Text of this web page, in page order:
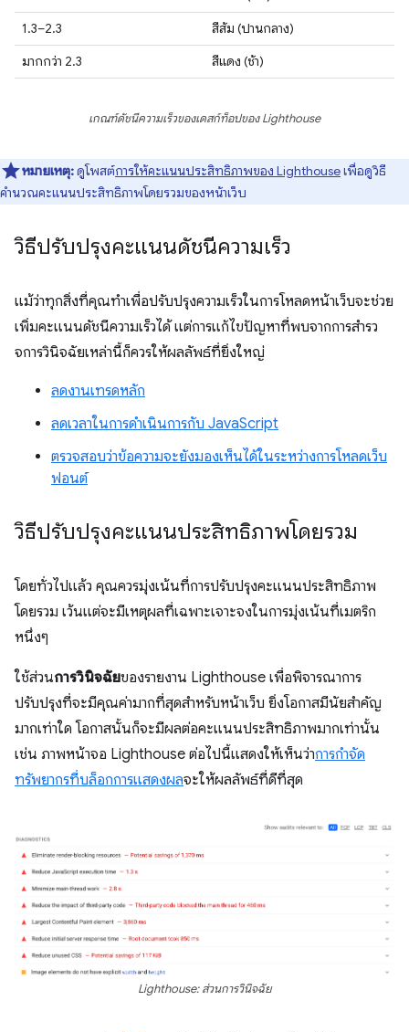
1.3–2.3
สีส้ม (ปานกลาง)
มากกว่า 2.3
สีแดง (ช้า)
เกณฑ์ดัชนีความเร็วของเดสก์ท็อปของ Lighthouse
หมายเหตุ:ดูโพสต์การให้คะแนนประสิทธิภาพของ Lighthouseเพื่อดูวิธี
คำนวณคะแนนประสิทธิภาพโดยรวมของหน้าเว็บ
วิธีปรับปรุงคะแนนดัชนีความเร็ว
แม้ว่าทุกสิ่งที่คุณทําเพื่อปรับปรุงความเร็วในการโหลดหน้าเว็บจะช่วย
เพิ่มคะแนนดัชนีความเร็วได้ แต่การแก้ไขปัญหาที่พบจากการสํารว
จการวินิจฉัยเหล่านี้ก็ควรให้ผลลัพธ์ที่ยิ่งใหญ่
ลดงานเทรดหลัก
ลดเวลาในการดำเนินการกับ JavaScript
ตรวจสอบว่าข้อความจะยังมองเห็นได้ในระหว่างการโหลดเว็บ
ฟอนต์
วิธีปรับปรุงคะแนนประสิทธิภาพโดยรวม
โดยทั่วไปแล้ว คุณควรมุ่งเน้นที่การปรับปรุงคะแนนประสิทธิภาพ
โดยรวม เว้นแต่จะมีเหตุผลที่เฉพาะเจาะจงในการมุ่งเน้นที่เมตริก
หนึ่งๆ
ใช้ส่วนการวินิจฉัยของรายงาน Lighthouse เพื่อพิจารณาการ
ปรับปรุงที่จะมีคุณค่ามากที่สุดสําหรับหน้าเว็บ ยิ่งโอกาสมีนัยสำคัญ
มากเท่าใด โอกาสนั้นก็จะมีผลต่อคะแนนประสิทธิภาพมากเท่านั้น
เช่น ภาพหน้าจอ Lighthouse ต่อไปนี้แสดงให้เห็นว่าการกำจัด
ทรัพยากรที่บล็อกการแสดงผลจะให้ผลลัพธ์ที่ดีที่สุด
Lighthouse: ส่วนการวินิจฉัย